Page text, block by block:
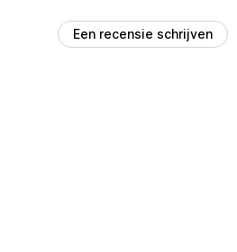
Een recensie schrijven